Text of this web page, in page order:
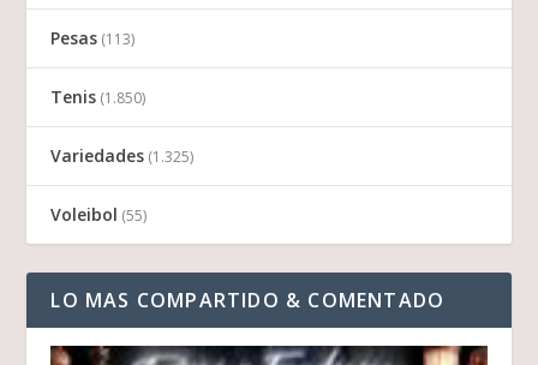
Pesas (113)
Tenis (1.850)
Variedades (1.325)
Voleibol (55)
LO MAS COMPARTIDO & COMENTADO